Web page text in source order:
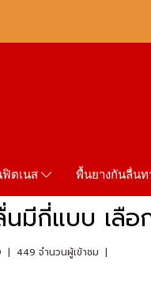
ตเนส พื้นยางกันลื่นท
มีกี่แบบ เลือ
| 449 จำนวนผู้เข้าชม |